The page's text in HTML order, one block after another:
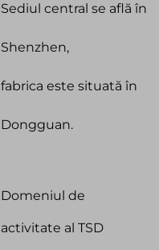
Sediul central se află în
Shenzhen,
fabrica este situată în
Dongguan.
Domeniul de
activitate al TSD